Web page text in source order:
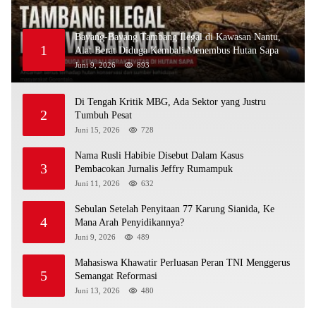
1
Bayang-Bayang Tambang Ilegal di Kawasan Nantu,
Alat Berat Diduga Kembali Menembus Hutan Sapa
Juni 9, 2026 893
2
Di Tengah Kritik MBG, Ada Sektor yang Justru
Tumbuh Pesat
Juni 15, 2026 728
3
Nama Rusli Habibie Disebut Dalam Kasus
Pembacokan Jurnalis Jeffry Rumampuk
Juni 11, 2026 632
4
Sebulan Setelah Penyitaan 77 Karung Sianida, Ke
Mana Arah Penyidikannya?
Juni 9, 2026 489
5
Mahasiswa Khawatir Perluasan Peran TNI Menggerus
Semangat Reformasi
Juni 13, 2026 480